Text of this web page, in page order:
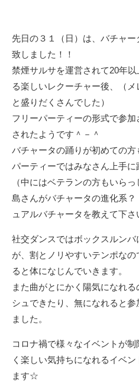
先日の３１（日）は、バチャ
致しました！！
禁煙サルサを運営されて20年
る楽しいレクーチャー後、（
と盛りだくさんでした）
フリーパーティーの形式で参
されたようです＾－＾
バチャータの踊りが初めての
パーティーではみなさん上手に
（中にはベテランの方もいら
島さんがバチャータの進化系
ュアルバチャータを教えて下さ
社交ダンスではボックスルン
が、割とノリやすいテンポな
ると体になじんでいきます。
また曲がとにかく陽気になれ
シュできたり、無になれると
ました。
コロナ禍で様々なイベントが
く楽しい気持ちになれるイベ
ます☆